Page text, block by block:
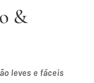
&
leves e fáceis